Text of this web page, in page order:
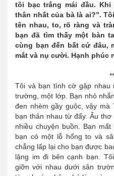
tôi bạc trắng mái đầu.
thân nhất của bà là ai?”.
tên nhau, to, rõ ràng và
bạn đã tìm thấy một bàn
cùng bạn đến bất cứ đâu,
mắt và nụ cười. Hạnh phúc
Tôi và bạn tình cờ gặp nhau
trường, một lớp. Bạn nhỏ
đen nhèm gầy guộc, vậy
bạn thân nhau từ đấy. Ấu
nhiều chuyện buồn. Bạn
bạn có một lỗ hổng to và
chẳng lấp lại cho bạn được
lặng im đi bên cạnh bạn.
giỡn với nhau dưới sân